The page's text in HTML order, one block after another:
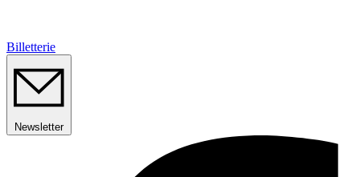
Billetterie
Newsletter